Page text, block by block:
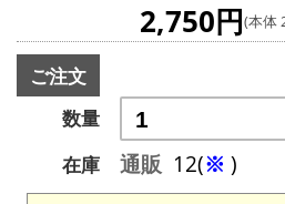
2,750円(本体
ご注文
数量
在庫
通販 12(※ )